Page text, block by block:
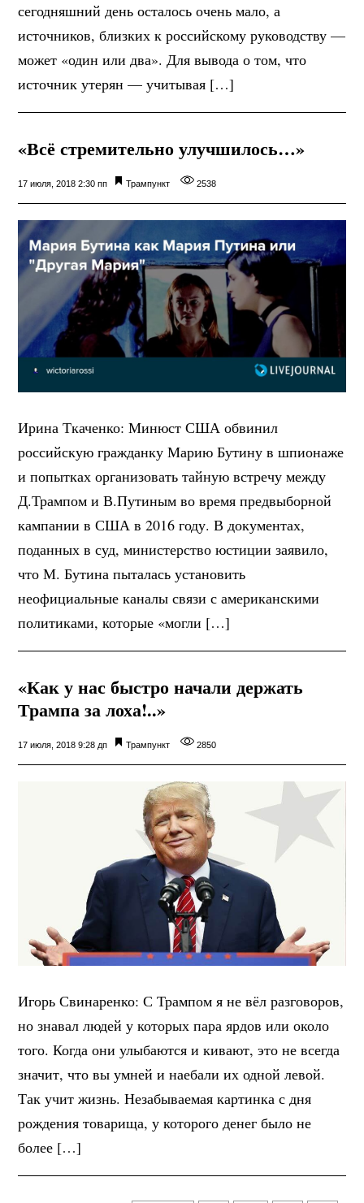
сегодняшний день осталось очень мало, а
источников, близких к российскому руководству —
может «один или два». Для вывода о том, что
источник утерян — учитывая […]
«Всё стремительно улучшилось…»
17 июля, 2018 2:30 пп Трампункт 2538
Ирина Ткаченко: Минюст США обвинил
российскую гражданку Марию Бутину в шпионаже
и попытках организовать тайную встречу между
Д.Трампом и В.Путиным во время предвыборной
кампании в США в 2016 году. В документах,
поданных в суд, министерство юстиции заявило,
что М. Бутина пыталась установить
неофициальные каналы связи с американскими
политиками, которые «могли […]
«Как у нас быстро начали держать
Трампа за лоха!..»
17 июля, 2018 9:28 дп Трампункт 2850
Игорь Свинаренко: С Трампом я не вёл разговоров,
но знавал людей у которых пара ярдов или около
того. Когда они улыбаются и кивают, это не всегда
значит, что вы умней и наебали их одной левой.
Так учит жизнь. Незабываемая картинка с дня
рождения товарища, у которого денег было не
более […]